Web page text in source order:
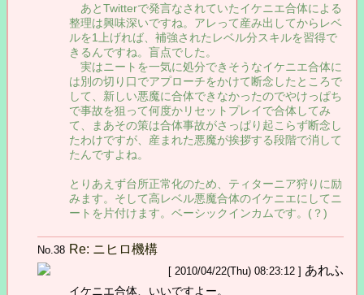
あとTwitterで発言なされていたイケニエ合体による
整理は興味深いですね。アレって産み出してからレベ
ルを1上げれば、補強されたレベル分スキルを習得で
きるんですね。盲点でした。
実はニートを一気に処分できそうなイケニエ合体に
は別の切り口でアプローチをかけて断念したところで
して、新しい悪魔に合体できなかったのでやけっぱち
で事故を狙って何度かリセットプレイで合体してみ
て、まあその策は合体事故がさっぱり起こらず断念し
たわけですが、産まれた悪魔が挨拶する段階で消して
たんですよね。
とりあえず台所正常化のため、ティターニア狩りに励
みます。そして高レベル悪魔合体のイケニエにしてニ
ートを片付けます。ベーシックインカムです。(？)
No.38 Re: ニヒロ機構
[ 2010/04/22(Thu) 08:23:12 ] あれふ
イケニエ合体、いいですよー。